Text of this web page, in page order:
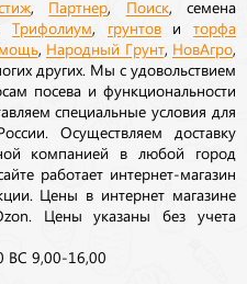
Партнер Поиск, семена
Трифолиум грунтовиторфа
Народный Грунт, НовАгро
других. Мы с удовольствием
посева и функциональности
специальные условия для
Осуществляем доставку
компанией в любой город
работает интернет-магазин
Цены в интернет магазине
Цены указаны без учета
ВС 9,00-16,00